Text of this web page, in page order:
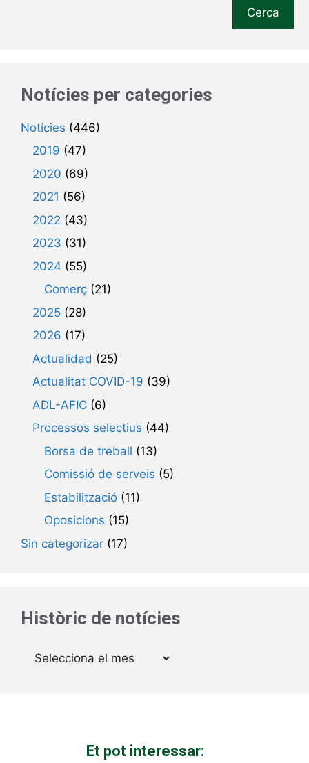
Cerca
Notícies per categories
Notícies (446)
2019 (47)
2020 (69)
2021 (56)
2022 (43)
2023 (31)
2024 (55)
Comerç (21)
2025 (28)
2026 (17)
Actualidad (25)
Actualitat COVID-19 (39)
ADL-AFIC (6)
Processos selectius (44)
Borsa de treball (13)
Comissió de serveis (5)
Estabilització (11)
Oposicions (15)
Sin categorizar (17)
Històric de notícies
Arxius
Et pot interessar: